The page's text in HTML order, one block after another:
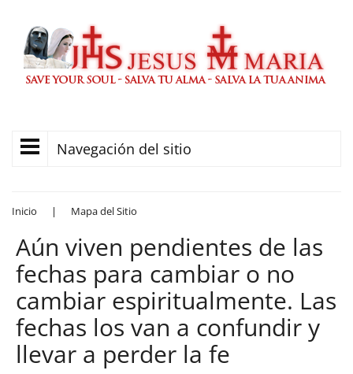
Navegación del sitio
Inicio | Mapa del Sitio
Aún viven pendientes de las
fechas para cambiar o no
cambiar espiritualmente. Las
fechas los van a confundir y
llevar a perder la fe